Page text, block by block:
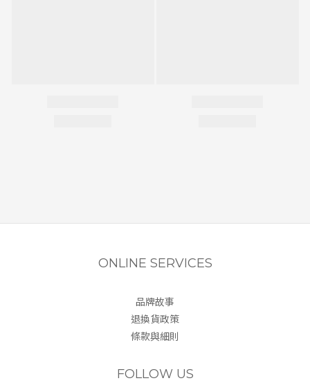
ONLINE SERVICES
品牌故事
退換貨政策
條款與細則
FOLLOW US